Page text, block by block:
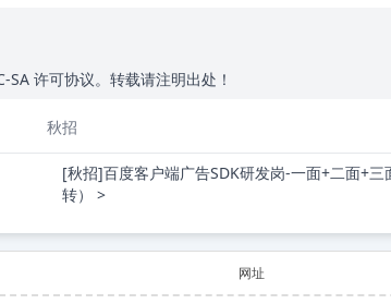
许可协议。转载请注明出处！
秋招
[秋招]百度客户端广告SDK研发岗-一面+二面+三
转） >
网址